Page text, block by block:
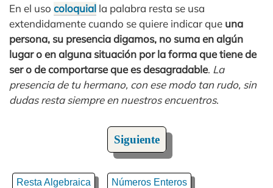
En el uso coloquial la palabra resta se usa
extendidamente cuando se quiere indicar que una
persona, su presencia digamos, no suma en algún
lugar o en alguna situación por la forma que tiene de
ser o de comportarse que es desagradable. La
presencia de tu hermano, con ese modo tan rudo, sin
dudas resta siempre en nuestros encuentros.
Siguiente
Resta Algebraica Números Enteros